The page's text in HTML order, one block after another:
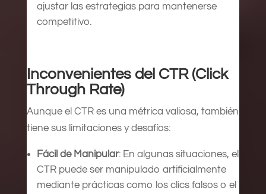
ajustar las estrategias para mantenerse
competitivo.
Inconvenientes del CTR (Click
Through Rate)
Aunque el CTR es una métrica valiosa, también
tiene sus limitaciones y desafíos:
Fácil de Manipular: En algunas situaciones, el
CTR puede ser manipulado artificialmente
mediante prácticas como los clics falsos o el